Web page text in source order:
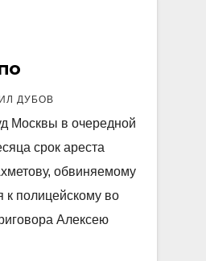
ДУБОВ
Москвы в очередной
срок ареста
обвиняемому
к полицейскому во
Алексею